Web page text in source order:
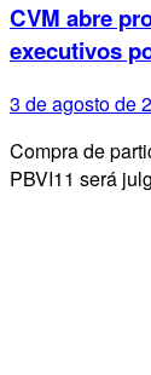
CVM abre
executivos
3 de agosto de
Compra de
PBVI11 será